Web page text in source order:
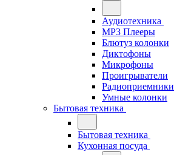
Аудиотехника
MP3 Плееры
Блютуз колонки
Диктофоны
Микрофоны
Проигрыватели
Радиоприемники
Умные колонки
Бытовая техника
Бытовая техника
Кухонная посуда